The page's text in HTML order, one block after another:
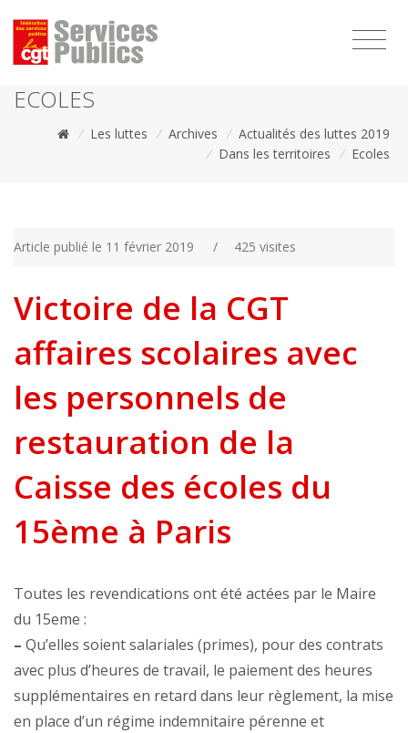
ECOLES
/ Les luttes / Archives / Actualités des luttes 2019
/ Dans les territoires / Ecoles
Article publié le 11 février 2019 / 425 visites
Victoire de la CGT
affaires scolaires avec
les personnels de
restauration de la
Caisse des écoles du
15ème à Paris
Toutes les revendications ont été actées par le Maire
du 15eme :
– Qu’elles soient salariales (primes), pour des contrats
avec plus d’heures de travail, le paiement des heures
supplémentaires en retard dans leur règlement, la mise
en place d’un régime indemnitaire pérenne et